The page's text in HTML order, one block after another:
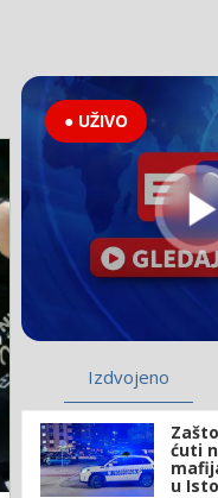
● UŽIVO
Izdvojeno
ćuti
u